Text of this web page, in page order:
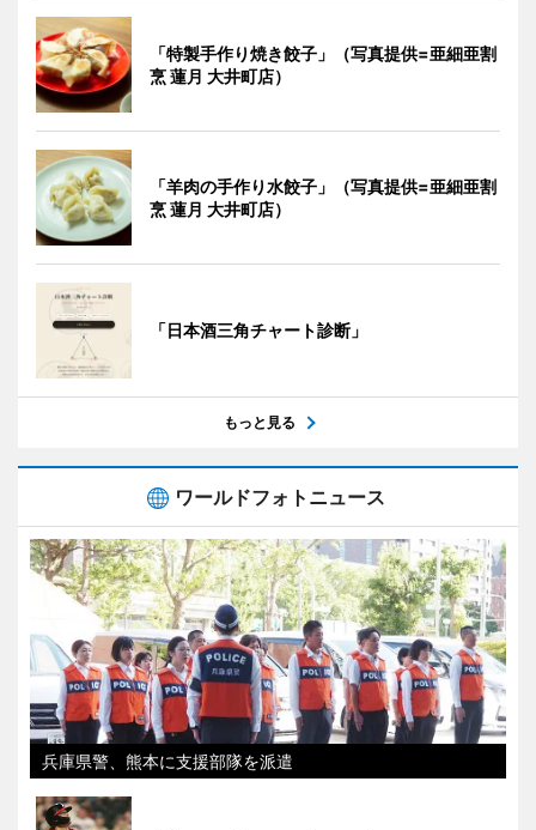
「特製手作り焼き餃子」（写真提供=亜細亜割
烹 蓮月 大井町店）
「羊肉の手作り水餃子」（写真提供=亜細亜割
烹 蓮月 大井町店）
「日本酒三角チャート診断」
もっと見る
ワールドフォトニュース
兵庫県警、熊本に支援部隊を派遣